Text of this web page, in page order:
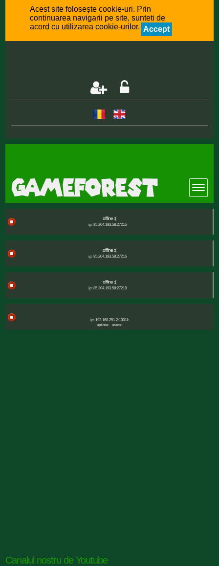
Acest site folosește cookie-uri. Prin
continuarea navigarii pe site, sunteti de
acord cu utilizarea cookie-urilor. Accept
offline :(
ip: 85.204.193.58:27215
offline :(
ip: 85.204.193.58:27216
offline :(
ip: 85.204.193.58:27218
ip: 192.168.251.2:10011:
uptime:
users:
Canalul nostru de Youtube